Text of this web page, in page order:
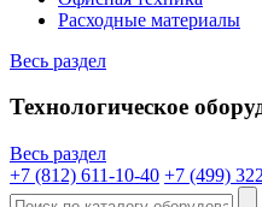
Расходные материалы
Весь раздел
Технологическое
Весь раздел
+7 (812) 611-10-40 +7 (499)